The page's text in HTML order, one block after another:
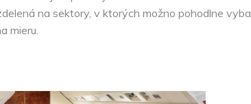
na sektory, v ktorých možno pohodlne
mieru.